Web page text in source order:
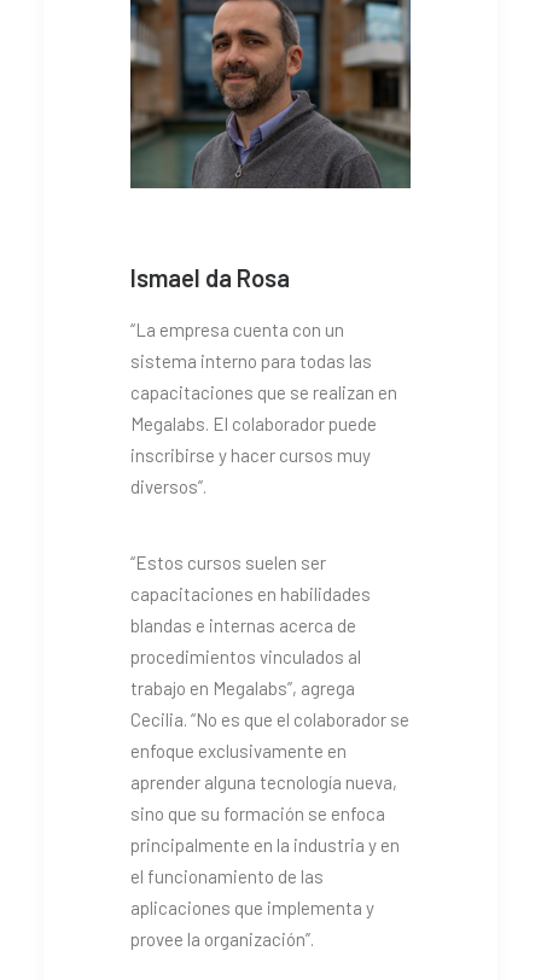
Ismael da Rosa
“La empresa cuenta con un
sistema interno para todas las
capacitaciones que se realizan en
Megalabs. El colaborador puede
inscribirse y hacer cursos muy
diversos”.
“Estos cursos suelen ser
capacitaciones en habilidades
blandas e internas acerca de
procedimientos vinculados al
trabajo en Megalabs”, agrega
Cecilia. “No es que el colaborador se
enfoque exclusivamente en
aprender alguna tecnología nueva,
sino que su formación se enfoca
principalmente en la industria y en
el funcionamiento de las
aplicaciones que implementa y
provee la organización”.